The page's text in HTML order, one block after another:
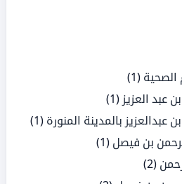
الصحية (1)
عبد العزيز (1)
عبدالعزيز بالمدينة المنورة (1)
بن فيصل (1)
(2)